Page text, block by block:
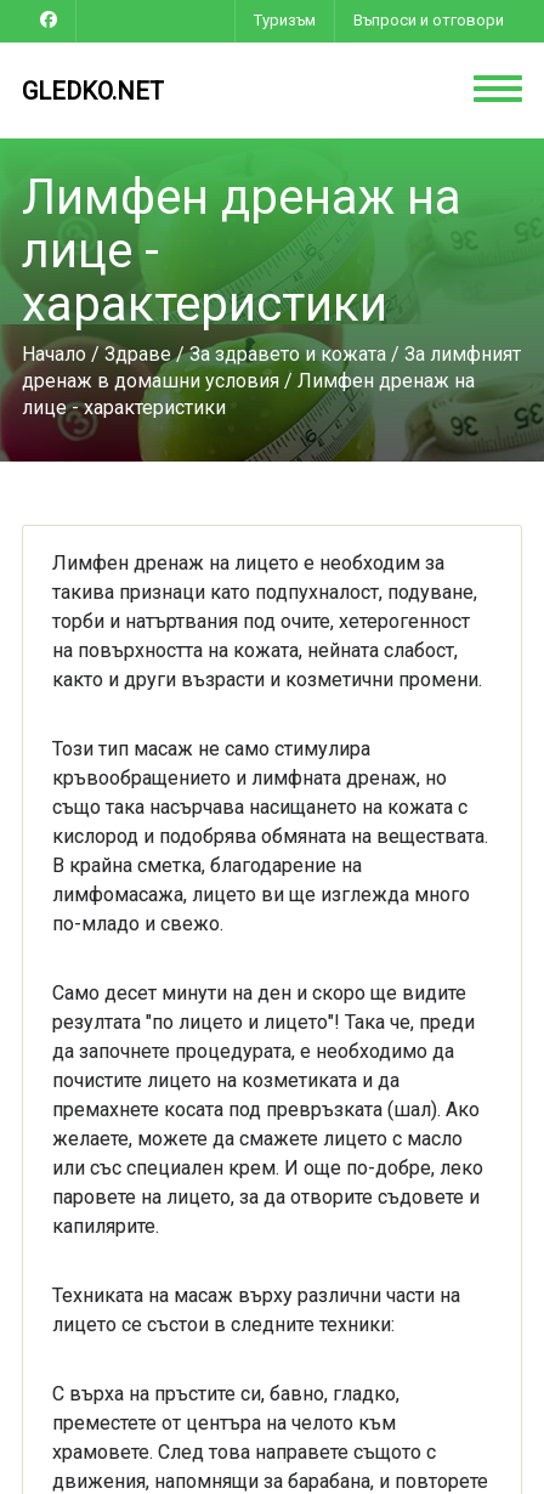
Туризъм Въпроси и отговори
GLEDKO.NET
Лимфен дренаж на
лице -
характеристики
Начало/ Здраве/За здравето и кожата/ За лимфният
дренаж в домашни условия/ Лимфен дренаж на
лице - характеристики
Лимфен дренаж на лицето е необходим за
такива признаци като подпухналост, подуване,
торби и натъртвания под очите, хетерогенност
на повърхността на кожата, нейната слабост,
както и други възрасти и козметични промени.
Този тип масаж не само стимулира
кръвообращението и лимфната дренаж, но
също така насърчава насищането на кожата с
кислород и подобрява обмяната на веществата.
В крайна сметка, благодарение на
лимфомасажа, лицето ви ще изглежда много
по-младо и свежо.
Само десет минути на ден и скоро ще видите
резултата "по лицето и лицето"! Така че, преди
да започнете процедурата, е необходимо да
почистите лицето на козметиката и да
премахнете косата под превръзката (шал). Ако
желаете, можете да смажете лицето с масло
или със специален крем. И още по-добре, леко
паровете на лицето, за да отворите съдовете и
капилярите.
Техниката на масаж върху различни части на
лицето се състои в следните техники:
С върха на пръстите си, бавно, гладко,
преместете от центъра на челото към
храмовете. След това направете същото с
движения, напомнящи за барабана, и повторете